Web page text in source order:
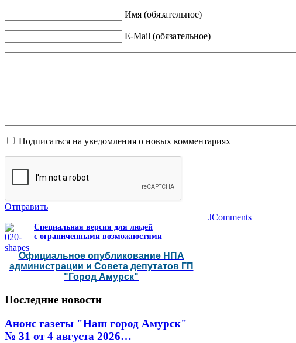
Имя (обязательное)
E-Mail (обязательное)
Подписаться на уведомления о новых комментариях
Отправить
JComments
Специальная версия для людей
с ограниченными возможностями
Официальное опубликование НПА
администрации и Совета депутатов ГП
"Город Амурск"
Последние новости
Анонс газеты "Наш город Амурск"
№ 31 от 4 августа 2026…